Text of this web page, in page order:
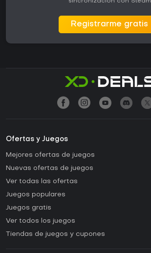
Registrarme gratis
Ofertas y Juegos
Mejores ofertas de juegos
Nuevas ofertas de juegos
Ver todas las ofertas
Juegos populares
Juegos gratis
Ver todos los juegos
Tiendas de juegos y cupones